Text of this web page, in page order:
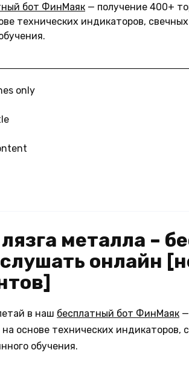
бот ФинМаяк — получение 400+
технических индикаторов,
only
металла –
онлайн
в наш бесплатный бот ФинМаяк
основе технических индикаторов,
обучения.